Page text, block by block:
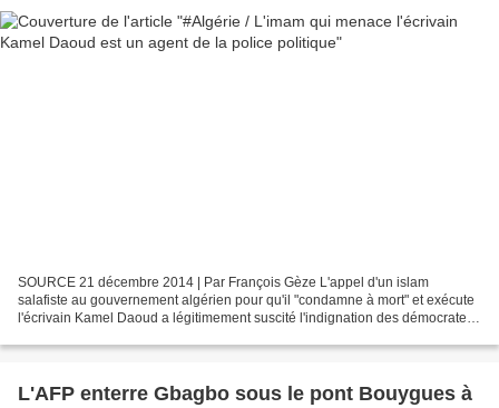
SOURCE 21 décembre 2014 | Par François Gèze L'appel d'un islam
salafiste au gouvernement algérien pour qu'il "condamne à mort" et exécute
l'écrivain Kamel Daoud a légitimement suscité l'indignation des démocrates
L'AFP enterre Gbagbo sous le pont Bouygues à